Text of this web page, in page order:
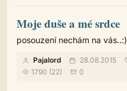
Moje duše a mé srdce
posouzení nechám na vás..:)
Pajalord 28.08.2015
1790 (22)
0